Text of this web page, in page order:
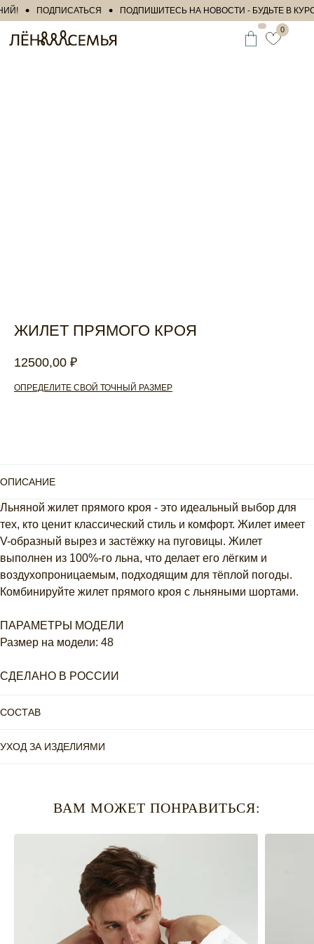
ПОДПИСАТЬСЯ ПОДПИШИТЕСЬ НА НОВОСТИ - БУДЬТЕ В
0
ЖИЛЕТ ПРЯМОГО КРОЯ
12500,00 ₽
ОПРЕДЕЛИТЕ СВОЙ ТОЧНЫЙ РАЗМЕР
ОПИСАНИЕ
Льняной жилет прямого кроя - это идеальный выбор для
тех, кто ценит классический стиль и комфорт. Жилет имеет
V-образный вырез и застёжку на пуговицы. Жилет
выполнен из 100%-го льна, что делает его лёгким и
воздухопроницаемым, подходящим для тёплой погоды.
Комбинируйте жилет прямого кроя с льняными шортами.
ПАРАМЕТРЫ МОДЕЛИ
Размер на модели: 48
СДЕЛАНО В РОССИИ
СОСТАВ
УХОД ЗА ИЗДЕЛИЯМИ
ВАМ МОЖЕТ ПОНРАВИТЬСЯ: